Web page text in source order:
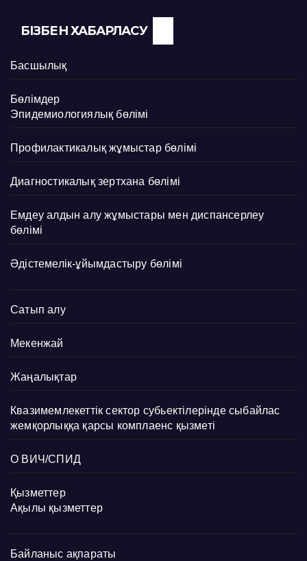
БІЗБЕН ХАБАРЛАСУ
Басшылық
Бөлімдер
Эпидемиологиялық бөлімі
Профилактикалық жұмыстар бөлімі
Диагностикалық зертхана бөлімі
Емдеу алдын алу жұмыстары мен диспансерлеу
бөлімі
Әдістемелік-ұйымдастыру бөлімі
Сатып алу
Мекенжай
Жаңалықтар
Квазимемлекеттік сектор субьектілерінде сыбайлас
жемқорлыққа қарсы комплаенс қызметі
О ВИЧ/СПИД
Қызметтер
Ақылы қызметтер
Байланыс ақпараты